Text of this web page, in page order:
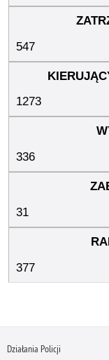
547
1273
336
31
377
Działania Policji